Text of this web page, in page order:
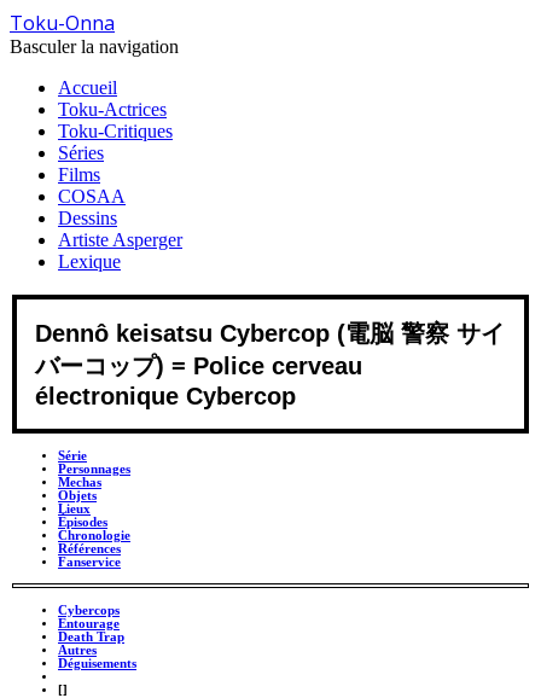
Toku-Onna
Basculer la navigation
Accueil
Toku-Actrices
Toku-Critiques
Séries
Films
COSAA
Dessins
Artiste Asperger
Lexique
Dennô keisatsu Cybercop (電脳 警察 サイ
バーコップ) = Police cerveau
électronique Cybercop
Série
Personnages
Mechas
Objets
Lieux
Épisodes
Chronologie
Références
Fanservice
Cybercops
Entourage
Death Trap
Autres
Déguisements
[]